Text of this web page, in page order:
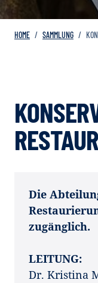
HOME SAMMLUNG
Die
zugänglich.
LEITUNG:
Dr. Kristina